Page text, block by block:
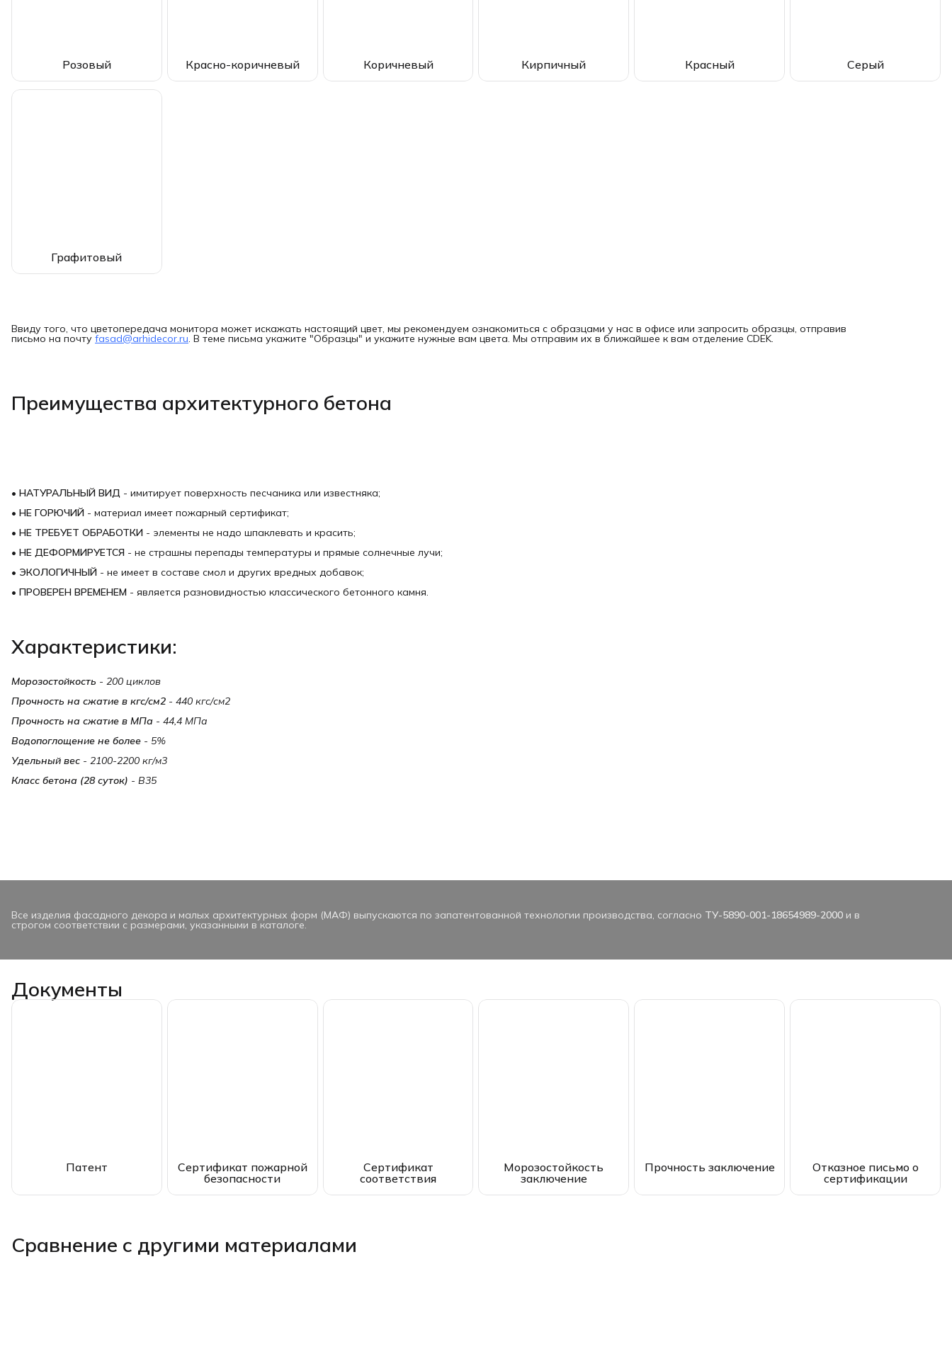
Розовый Красно-коричневый Коричневый Кирпичный Красный Серый
Графитовый
Ввиду того, что цветопередача монитора может искажать настоящий цвет, мы рекомендуем ознакомиться с образцами у нас в офисе или запросить образцы, отправив
письмо на почту fasad@arhidecor.ru. В теме письма укажите "Образцы" и укажите нужные вам цвета. Мы отправим их в ближайшее к вам отделение CDEK.
Преимущества архитектурного бетона
• НАТУРАЛЬНЫЙ ВИД - имитирует поверхность песчаника или известняка;
• НЕ ГОРЮЧИЙ - материал имеет пожарный сертификат;
• НЕ ТРЕБУЕТ ОБРАБОТКИ - элементы не надо шпаклевать и красить;
• НЕ ДЕФОРМИРУЕТСЯ - не страшны перепады температуры и прямые солнечные лучи;
• ЭКОЛОГИЧНЫЙ - не имеет в составе смол и других вредных добавок;
• ПРОВЕРЕН ВРЕМЕНЕМ - является разновидностью классического бетонного камня.
Характеристики:
Морозостойкость - 200 циклов
Прочность на сжатие в кгс/см2 - 440 кгс/см2
Прочность на сжатие в МПа - 44,4 МПа
Водопоглощение не более - 5%
Удельный вес - 2100-2200 кг/м3
Класс бетона (28 суток) - B35
Все изделия фасадного декора и малых архитектурных форм (МАФ) выпускаются по запатентованной технологии производства, согласно ТУ-5890-001-18654989-2000 и в
строгом соответствии с размерами, указанными в каталоге.
Документы
Патент
Сертификат пожарной
безопасности
Сертификат
соответствия
Морозостойкость
заключение
Прочность заключение
Отказное письмо о
сертификации
Сравнение с другими материалами